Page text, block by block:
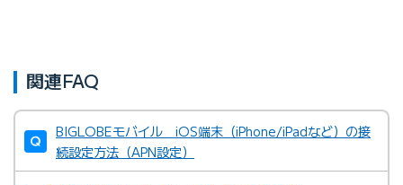
関連FAQ
BIGLOBEモバイル iOS端末（iPhone/iPadなど）の接
続設定方法（APN設定）